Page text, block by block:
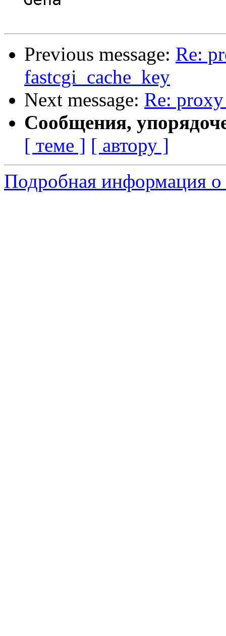
Previous message: Re:
fastcgi_cache_key
Next message: Re:
Сообщения,
[ теме ] [ автору ]
Подробная информация